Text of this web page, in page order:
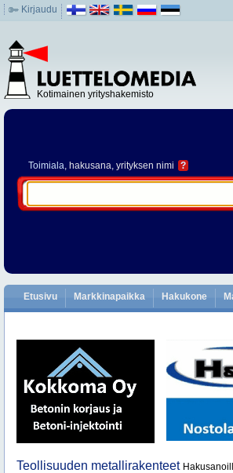
Kirjaudu
Kotimainen yrityshakemisto
Toimiala, hakusana, yrityksen nimi ?
Etusivu Markkinapaikka Hakukone
Teollisuuden metallirakenteet